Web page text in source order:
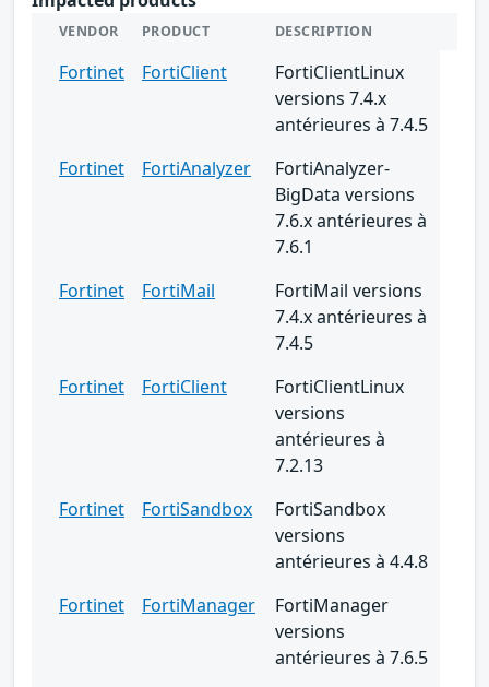
VENDOR PRODUCT DESCRIPTION
Fortinet FortiClient
FortiClientLinux
versions 7.4.x
antérieures à 7.4.5
Fortinet
FortiAnalyzer
FortiAnalyzer-
BigData versions
7.6.x antérieures à
7.6.1
Fortinet
FortiMail
FortiMail versions
7.4.x antérieures à
7.4.5
Fortinet
FortiClient
FortiClientLinux
versions
antérieures à
7.2.13
Fortinet
FortiSandbox
FortiSandbox
versions
antérieures à 4.4.8
Fortinet
FortiManager
FortiManager
versions
antérieures à 7.6.5